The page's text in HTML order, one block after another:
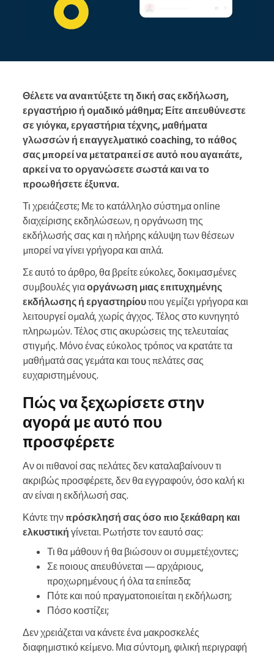
Θέλετε να αναπτύξετε τη δική σας εκδήλωση,
εργαστήριο ή ομαδικό μάθημα; Είτε απευθύνεστε
σε γιόγκα, εργαστήρια τέχνης, μαθήματα
γλωσσών ή επαγγελματικό coaching, το πάθος
σας μπορεί να μετατραπεί σε αυτό που αγαπάτε,
αρκεί να το οργανώσετε σωστά και να το
προωθήσετε έξυπνα.
Τι χρειάζεστε; Με το κατάλληλο σύστημα online
διαχείρισης εκδηλώσεων, η οργάνωση της
εκδήλωσής σας και η πλήρης κάλυψη των θέσεων
μπορεί να γίνει γρήγορα και απλά.
Σε αυτό το άρθρο, θα βρείτε εύκολες, δοκιμασμένες
συμβουλές γιαοργάνωση μιας επιτυχημένης
εκδήλωσης ή εργαστηρίουπου γεμίζει γρήγορα και
λειτουργεί ομαλά, χωρίς άγχος. Τέλος στο κυνηγητό
πληρωμών. Τέλος στις ακυρώσεις της τελευταίας
στιγμής. Μόνο ένας εύκολος τρόπος να κρατάτε τα
μαθήματά σας γεμάτα και τους πελάτες σας
ευχαριστημένους.
Πώς να ξεχωρίσετε στην
αγορά με αυτό που
προσφέρετε
Αν οι πιθανοί σας πελάτες δεν καταλαβαίνουν τι
ακριβώς προσφέρετε, δεν θα εγγραφούν, όσο καλή κι
αν είναι η εκδήλωσή σας.
Κάντε την πρόσκλησή σας όσο πιο ξεκάθαρη και
ελκυστική γίνεται. Ρωτήστε τον εαυτό σας:
Τι θα μάθουν ή θα βιώσουν οι συμμετέχοντες;
Σε ποιους απευθύνεται — αρχάριους,
προχωρημένους ή όλα τα επίπεδα;
Πότε και πού πραγματοποιείται η εκδήλωση;
Πόσο κοστίζει;
Δεν χρειάζεται να κάνετε ένα μακροσκελές
διαφημιστικό κείμενο. Μια σύντομη, φιλική περιγραφή